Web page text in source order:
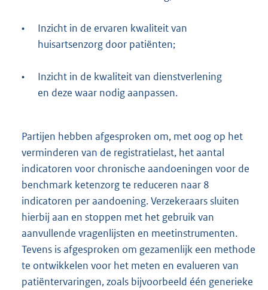
•
Inzicht in de ervaren kwaliteit van
huisartsenzorg door patiënten;
•
Inzicht in de kwaliteit van dienstverlening
en deze waar nodig aanpassen.
Partijen hebben afgesproken om, met oog op het
verminderen van de registratielast, het aantal
indicatoren voor chronische aandoeningen voor de
benchmark ketenzorg te reduceren naar 8
indicatoren per aandoening. Verzekeraars sluiten
hierbij aan en stoppen met het gebruik van
aanvullende vragenlijsten en meetinstrumenten.
Tevens is afgesproken om gezamenlijk een methode
te ontwikkelen voor het meten en evalueren van
patiëntervaringen, zoals bijvoorbeeld één generieke